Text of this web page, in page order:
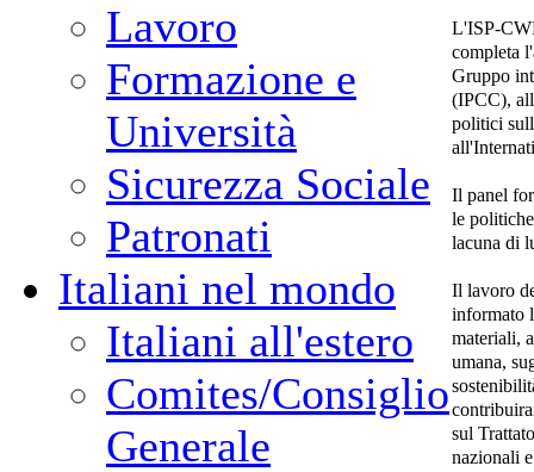
Lavoro
Formazione e
Università
Sicurezza Sociale
Patronati
Italiani nel mondo
Italiani all'estero
Comites/Consiglio
Generale
L'ISP-
completa
Gruppo
(IPCC),
politici
Il panel
le
lacuna di
Il lavoro
informato
materiali,
umana,
sul
nazionali